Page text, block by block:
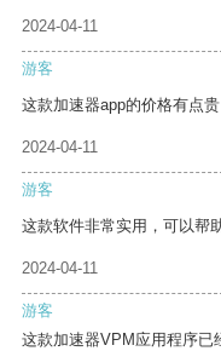
2024-04-11
游客
这款加速器app的价格有点
2024-04-11
游客
这款软件非常实用，可以帮
2024-04-11
游客
这款加速器VPM应用程序已